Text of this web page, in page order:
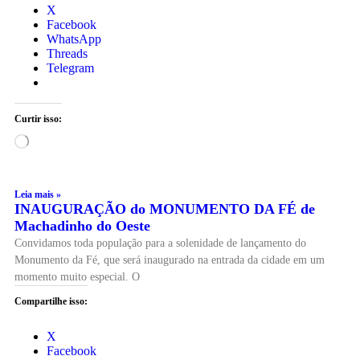
X
Facebook
WhatsApp
Threads
Telegram
Curtir isso:
Leia mais »
INAUGURAÇÃO do MONUMENTO DA FÉ de
Machadinho do Oeste
Convidamos toda população para a solenidade de lançamento do
Monumento da Fé, que será inaugurado na entrada da cidade em um
momento muito especial. O
Compartilhe isso:
X
Facebook